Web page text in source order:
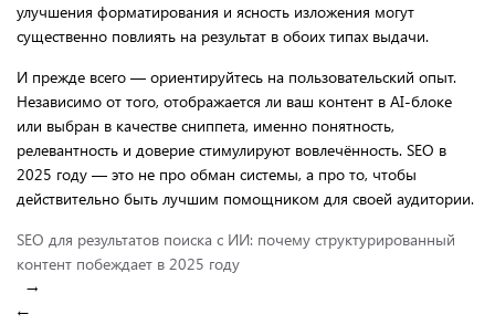
улучшения форматирования и ясность изложения могут
существенно повлиять на результат в обоих типах выдачи.
И прежде всего — ориентируйтесь на пользовательский опыт.
Независимо от того, отображается ли ваш контент в AI-блоке
или выбран в качестве сниппета, именно понятность,
релевантность и доверие стимулируют вовлечённость. SEO в
2025 году — это не про обман системы, а про то, чтобы
действительно быть лучшим помощником для своей аудитории.
SEO для результатов поиска с ИИ: почему структурированный
контент побеждает в 2025 году
→
←